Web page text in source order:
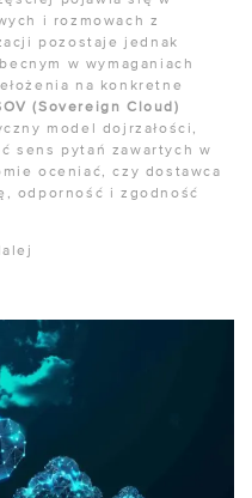
i rozmowach z
pozostaje jednak
w wymaganiach
na konkretne
(Sovereign Cloud)
model dojrzałości,
sens pytań zawartych w
oceniać, czy dostawca
odporność i zgodność